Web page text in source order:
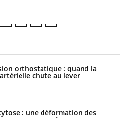
orthostatique : quand la
chute au lever
: une déformation des